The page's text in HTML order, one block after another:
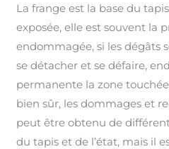
La frange est la base du
exposée, elle est souvent la
endommagée, si les dégâts
se détacher et se défaire,
permanente la zone
bien sûr, les dommages et
peut être obtenu de
du tapis et de l’état, mais il